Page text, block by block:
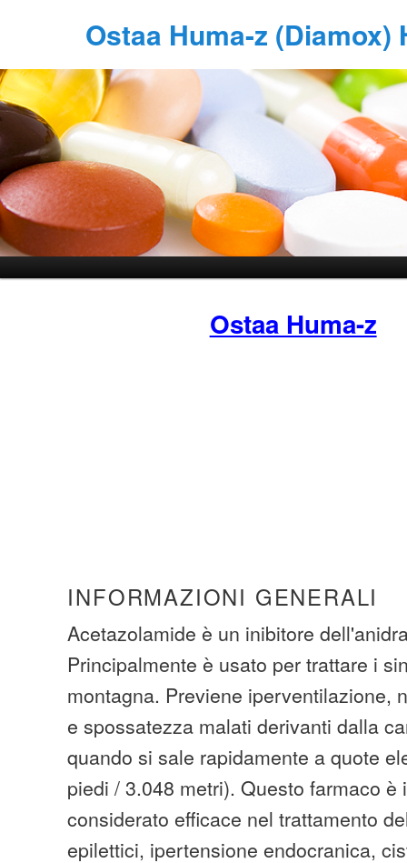
Ostaa Huma-z (Diamox)
Ostaa Huma-z
INFORMAZIONI GENERALI
Acetazolamide è un inibitore
Principalmente è usato per trattare i
montagna. Previene iperventilazione,
e spossatezza malati derivanti dalla
quando si sale rapidamente a quote
piedi / 3.048 metri). Questo farmaco
considerato efficace nel trattamento
epilettici, ipertensione endocranica,